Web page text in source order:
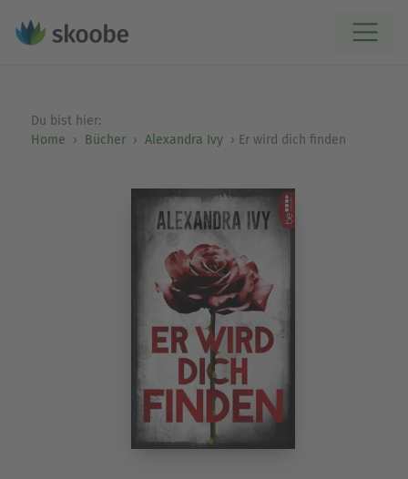
Du bist hier:
Home
Bücher Alexandra Ivy Er wird dich finden